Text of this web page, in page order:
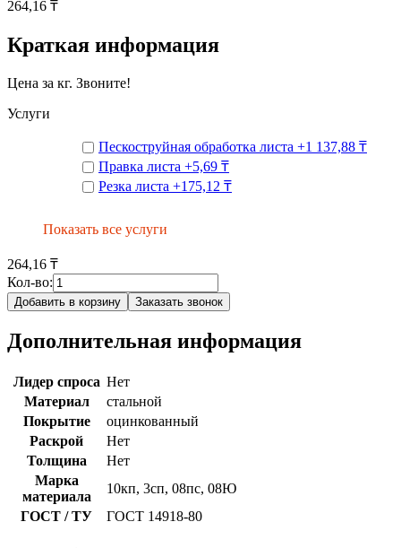
264,16 ₸
Краткая информация
Цена за кг. Звоните!
Услуги
Пескоструйная обработка листа +1 137,88 ₸
Правка листа +5,69 ₸
Резка листа +175,12 ₸
Показать все услуги
264,16 ₸
Кол-во:
Добавить в корзину Заказать звонок
Дополнительная информация
Лидер спроса Нет
Материал
стальной
Покрытие
оцинкованный
Раскрой
Нет
Толщина
Нет
Марка
материала
10кп, 3сп, 08пс, 08Ю
ГОСТ / ТУ
ГОСТ 14918-80